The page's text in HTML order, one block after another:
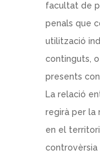
facultat de
penals que
utilització
continguts,
presents
La relació
regirà per la
en el